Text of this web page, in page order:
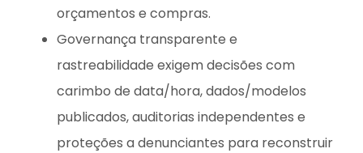
orçamentos e compras.
Governança transparente e
rastreabilidade exigem decisões com
carimbo de data/hora, dados/modelos
publicados, auditorias independentes e
proteções a denunciantes para reconstruir